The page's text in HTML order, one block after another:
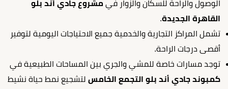
الوصول والراحة للسكان والزوار في مشروع جادي أند بلو
القاهرة الجديدة.
تشمل المراكز التجارية والخدمية جميع الاحتياجات اليومية لتوفير
أقصى درجات الراحة.
توجد مسارات خاصة للمشي والجري بين المساحات الطبيعية في
كمبوند جادي أند بلو التجمع الخامس لتشجيع نمط حياة نشيط